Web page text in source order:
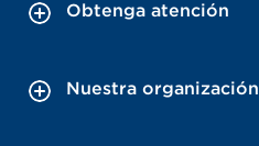
Obtenga atención
Nuestra organización